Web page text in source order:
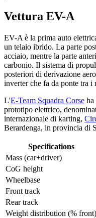
Vettura EV-A
EV-A è la prima auto
un telaio ibrido. La parte
acciaio, mentre la parte
carbonio. Il sistema di
posteriori di derivazione
inverter che fa da ponte tra i
L'E-Team Squadra Corse ha
prototipo elettrico,
internazionale di karting,
Berardenga, in provincia di
Specifications
Mass (car+driver)
CoG height
Wheelbase
Front track
Rear track
Weight distribution (% front)